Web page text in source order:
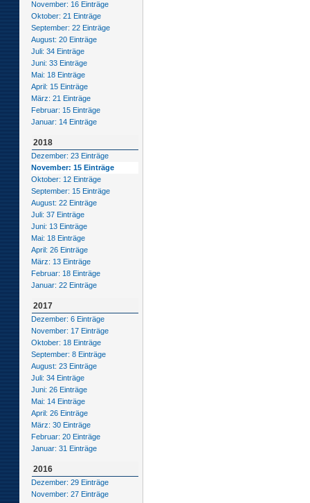
November: 16 Einträge
Oktober: 21 Einträge
September: 22 Einträge
August: 20 Einträge
Juli: 34 Einträge
Juni: 33 Einträge
Mai: 18 Einträge
April: 15 Einträge
März: 21 Einträge
Februar: 15 Einträge
Januar: 14 Einträge
2018
Dezember: 23 Einträge
November: 15 Einträge
Oktober: 12 Einträge
September: 15 Einträge
August: 22 Einträge
Juli: 37 Einträge
Juni: 13 Einträge
Mai: 18 Einträge
April: 26 Einträge
März: 13 Einträge
Februar: 18 Einträge
Januar: 22 Einträge
2017
Dezember: 6 Einträge
November: 17 Einträge
Oktober: 18 Einträge
September: 8 Einträge
August: 23 Einträge
Juli: 34 Einträge
Juni: 26 Einträge
Mai: 14 Einträge
April: 26 Einträge
März: 30 Einträge
Februar: 20 Einträge
Januar: 31 Einträge
2016
Dezember: 29 Einträge
November: 27 Einträge